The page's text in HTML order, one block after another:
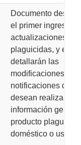
Documento
el primer ingreso
actualizaciones de
plaguicidas, y en
detallarán las
modificaciones o
notificaciones que
desean realizar y la
información
producto
doméstico o uso